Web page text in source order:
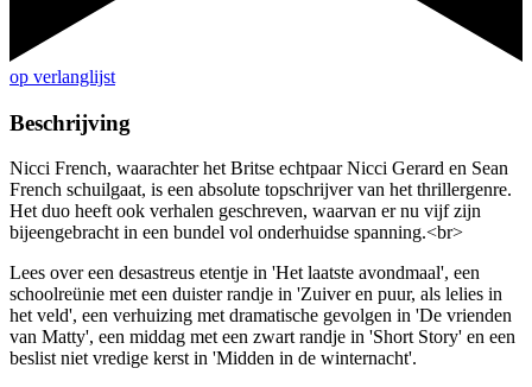
op verlanglijst
Beschrijving
Nicci French, waarachter het Britse echtpaar Nicci Gerard en Sean
French schuilgaat, is een absolute topschrijver van het thrillergenre.
Het duo heeft ook verhalen geschreven, waarvan er nu vijf zijn
bijeengebracht in een bundel vol onderhuidse spanning.<br>
Lees over een desastreus etentje in 'Het laatste avondmaal', een
schoolreünie met een duister randje in 'Zuiver en puur, als lelies in
het veld', een verhuizing met dramatische gevolgen in 'De vrienden
van Matty', een middag met een zwart randje in 'Short Story' en een
beslist niet vredige kerst in 'Midden in de winternacht'.